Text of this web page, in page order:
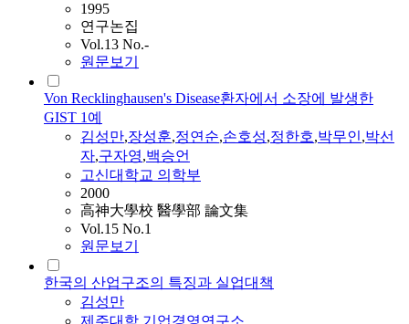
1995
연구논집
Vol.13 No.-
원문보기
Von Recklinghausen's Disease환자에서 소장에 발생한
GIST 1예
김성만,장성훈,정연순,손호성,정한호,박무인,박선
자,구자영,백승언
고신대학교 의학부
2000
高神大學校 醫學部 論文集
Vol.15 No.1
원문보기
한국의 산업구조의 특징과 실업대책
김성만